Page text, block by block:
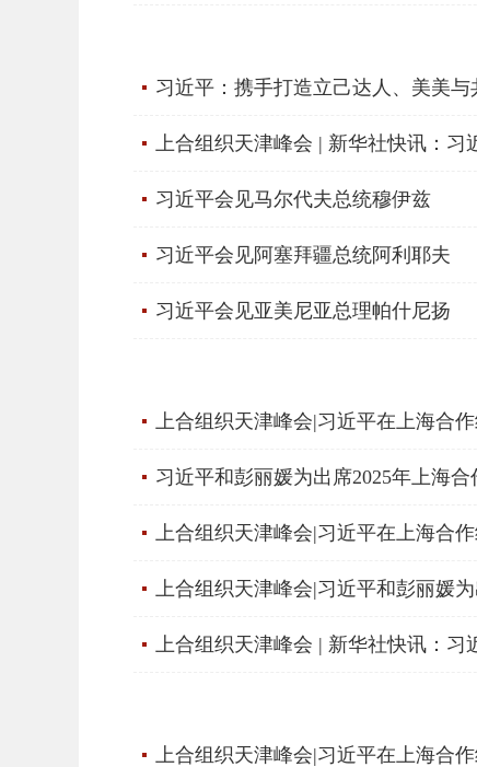
习近平：携手打造立己达人、美美
上合组织天津峰会 | 新华社快讯：
习近平会见马尔代夫总统穆伊兹
习近平会见阿塞拜疆总统阿利耶夫
习近平会见亚美尼亚总理帕什尼扬
上合组织天津峰会|习近平在上海合
习近平和彭丽媛为出席2025年上海
上合组织天津峰会|习近平在上海合
上合组织天津峰会|习近平和彭丽媛
上合组织天津峰会 | 新华社快讯：习
上合组织天津峰会|习近平在上海合